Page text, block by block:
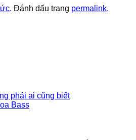
. Đánh dấu trang permalink.
phải ai cũng biết
Bass